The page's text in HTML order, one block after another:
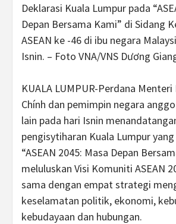
Deklarasi Kuala Lumpur pada
Depan Bersama Kami” di Sidang
ASEAN ke -46 di ibu negara
Isnin. – Foto VNA/VNS Dương
KUALA LUMPUR-Perdana Menteri
Chính dan pemimpin negara
lain pada hari Isnin
pengisytiharan Kuala Lumpur
“ASEAN 2045: Masa Depan
meluluskan Visi Komuniti ASEAN
sama dengan empat strategi
keselamatan politik, ekonomi,
kebudayaan dan hubungan.